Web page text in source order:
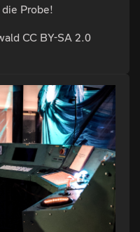
Probe!
CC BY-SA 2.0